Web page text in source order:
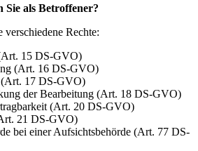
Sie als Betroffener?
Rechte:
15 DS-GVO)
(Art. 16 DS-GVO)
17 DS-GVO)
der Bearbeitung (Art. 18 DS-GVO)
(Art. 20 DS-GVO)
21 DS-GVO)
bei einer Aufsichtsbehörde (Art. 77 DS-